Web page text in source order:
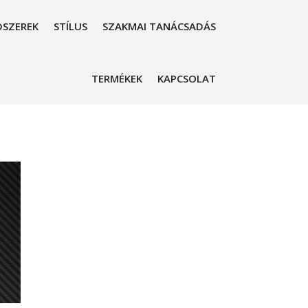
STÍLUS SZAKMAI TANÁCSADÁS
TERMÉKEK KAPCSOLAT